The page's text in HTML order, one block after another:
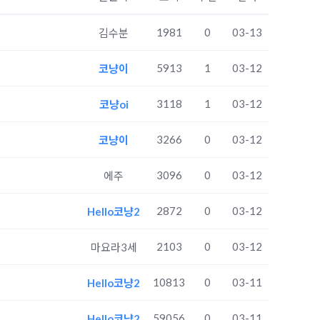
김수분 1981 0 03-13
코냥이 5913 1 03-12
코냥oi 3118 1 03-12
코냥이 3266 0 03-12
에주 3096 0 03-12
Hello코냥2 2872 0 03-12
마요라3세 2103 0 03-12
Hello코냥2 10813 0 03-11